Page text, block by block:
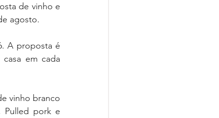
de vinho e
agosto.
A proposta é
em cada
vinho branco
Pulled pork e